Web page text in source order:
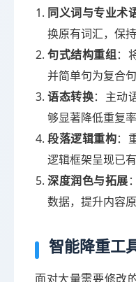
同义词与专业术
换原有词汇，保
句式结构重组：
并简单句为复合
语态转换：主动
够显著降低重复率
段落逻辑重构：
逻辑框架呈现已
深度润色与拓展
数据，提升内容
智能降重工
面对大量需要修改